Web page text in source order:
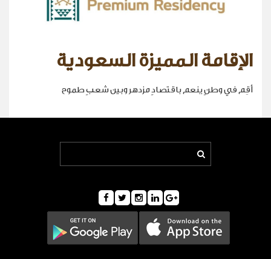
الإقامة المميزة السعودية
أقِم في وطنٍ ينعم باقتصادٍ مزدهر وبين شعبٍ طموح